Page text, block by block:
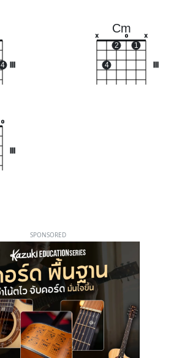
4
Cm
x
4
2
o
1
x
o
SPONSORED